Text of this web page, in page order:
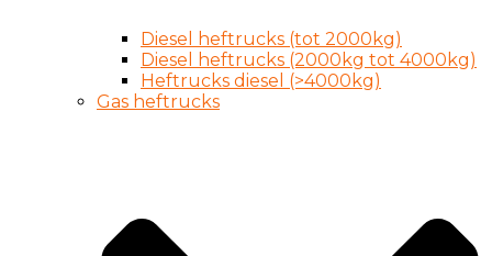
Diesel heftrucks (tot 2000kg)
Diesel heftrucks (2000kg tot 4000kg)
Heftrucks diesel (>4000kg)
Gas heftrucks